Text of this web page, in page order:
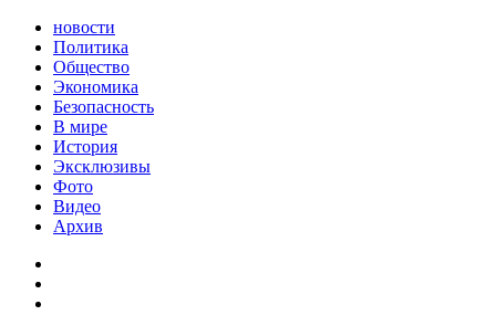
новости
Политика
Общество
Экономика
Безопасность
В мире
История
Эксклюзивы
Фото
Видео
Архив